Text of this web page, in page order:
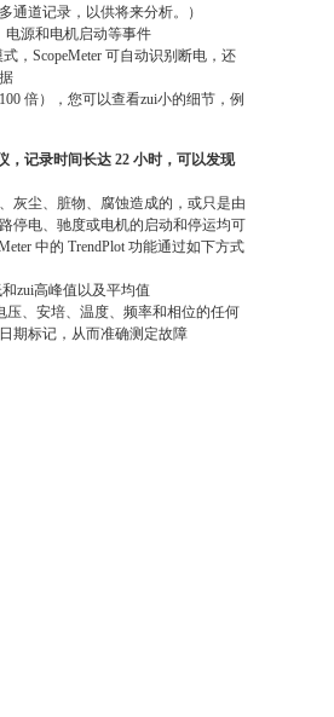
通道记录，以供将来分析。）
、电源和电机启动等事件
， ScopeMeter 可自动识别断电，还
100 倍），您可以查看zui小的细节，例
，记录时间长达 22 小时，可以发现
灰尘、脏物、腐蚀造成的，或只是由
停电、驰度或电机的启动和停运均可
中的 TrendPlot 功能通过如下方式
zui高峰值以及平均值
压、安培、温度、频率和相位的任何
期标记，从而准确测定故障